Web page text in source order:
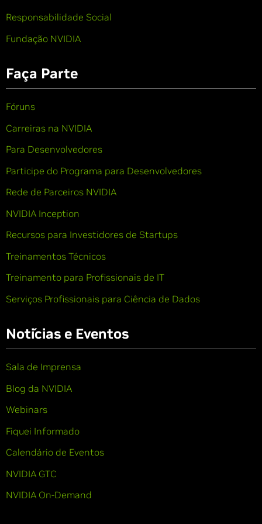
Responsabilidade Social
Fundação NVIDIA
Faça Parte
Fóruns
Carreiras na NVIDIA
Para Desenvolvedores
Participe do Programa para Desenvolvedores
Rede de Parceiros NVIDIA
NVIDIA Inception
Recursos para Investidores de Startups
Treinamentos Técnicos
Treinamento para Profissionais de IT
Serviços Profissionais para Ciência de Dados
Notícias e Eventos
Sala de Imprensa
Blog da NVIDIA
Webinars
Fiquei Informado
Calendário de Eventos
NVIDIA GTC
NVIDIA On-Demand